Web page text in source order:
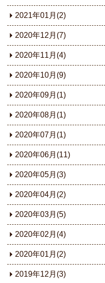
2021年01月(2)
2020年12月(7)
2020年11月(4)
2020年10月(9)
2020年09月(1)
2020年08月(1)
2020年07月(1)
2020年06月(11)
2020年05月(3)
2020年04月(2)
2020年03月(5)
2020年02月(4)
2020年01月(2)
2019年12月(3)